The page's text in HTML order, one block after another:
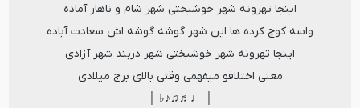
اینجا تهرونه شهر خوشبختی شهر شام و ناهار آماده
واسه کوچ کرده ها این شهر گوشه گوشه اش سعادت آباده
اینجا تهرونه شهر خوشبختی شهر دربند شهر آزادی
معنی اختلافو میفهمی وقتی بالای برج میلادی
───┤ ♩♬♫♪♭ ├───